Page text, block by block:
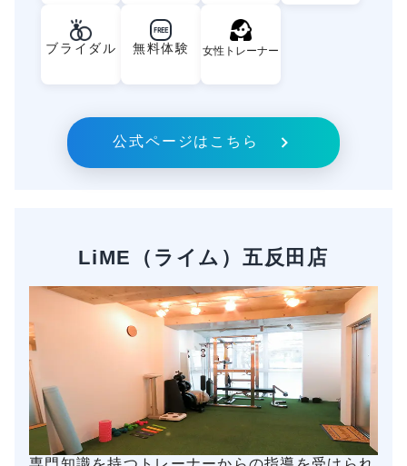
ブライダル
FREE
無料体験 女性トレーナー
公式ページはこちら
LiME（ライム）五反田店